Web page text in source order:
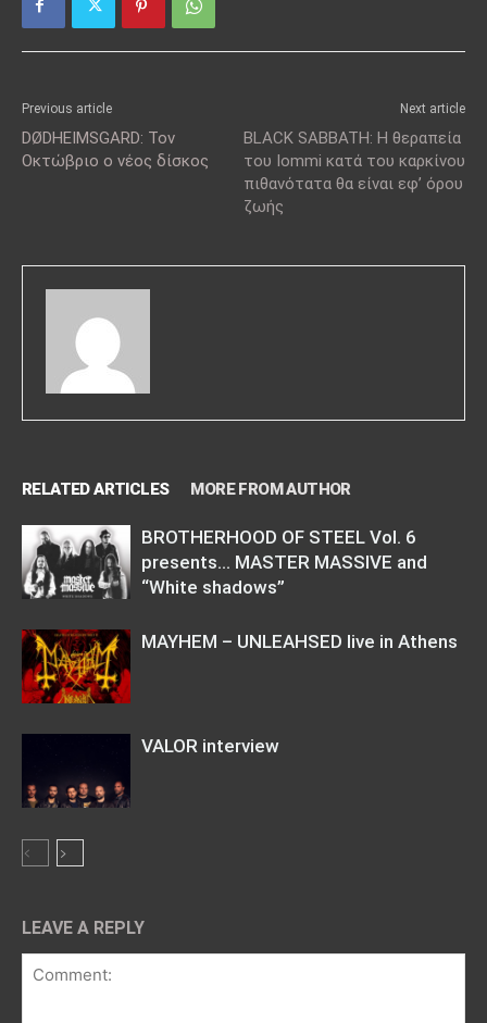
Previous article
DØDHEIMSGARD: Τον
Οκτώβριο ο νέος δίσκος
Next article
BLACK SABBATH: Η θεραπεία
του Iommi κατά του καρκίνου
πιθανότατα θα είναι εφ’ όρου
ζωής
RELATED ARTICLES MORE FROM AUTHOR
BROTHERHOOD OF STEEL Vol. 6
presents… MASTER MASSIVE and
“White shadows”
MAYHEM – UNLEAHSED live in Athens
VALOR interview
LEAVE A REPLY